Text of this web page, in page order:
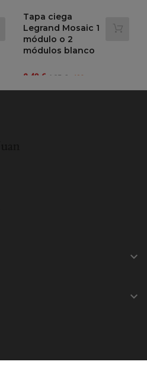
Tapa ciega
Legrand Mosaic 1
módulo o 2
módulos blanco
Precio
2,43 € Precio
regular
4,05 € -40%

